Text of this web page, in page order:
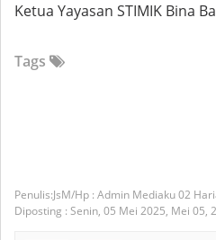
Ketua Yayasan STIMIK Bina
Tags
JsM/Hp : Admin Mediaku 02
Diposting : Senin, 05 Mei 2025, Mei 05,